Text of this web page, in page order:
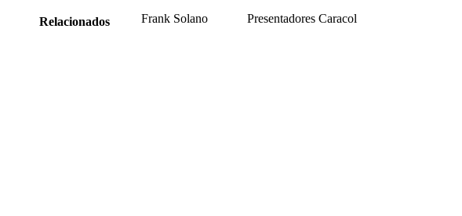
Relacionados Frank Solano Presentadores Caracol